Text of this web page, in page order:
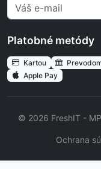
Platobné metódy
Kartou
Apple Pay
© 2026 FreshIT -
Ochrana